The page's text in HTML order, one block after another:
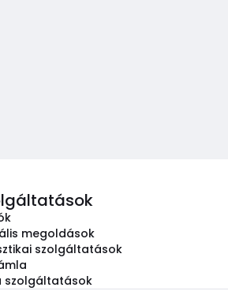
megoldások
szolgáltatások
szolgáltatások